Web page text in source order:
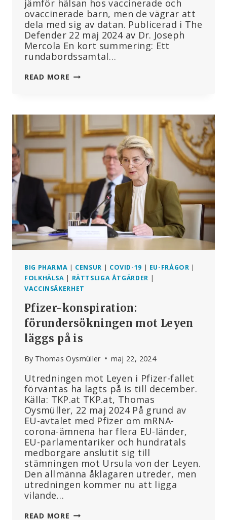
jämför hälsan hos vaccinerade och
ovaccinerade barn, men de vägrar att
dela med sig av datan. Publicerad i The
Defender 22 maj 2024 av Dr. Joseph
Mercola En kort summering: Ett
rundabordssamtal…
READ MORE OVACCINERADE
VACCINERADE
VARFÖR
UTREDER
FOLKHÄLSOMYNDIGHETER?
BIG PHARMA | CENSUR | COVID-19 | EU-FRÅGOR |
FOLKHÄLSA | RÄTTSLIGA ÅTGÄRDER |
VACCINSÄKERHET
Pfizer-konspiration:
förundersökningen mot Leyen
läggs på is
By Thomas Oysmüller maj 22, 2024
Utredningen mot Leyen i Pfizer-fallet
förväntas ha lagts på is till december.
Källa: TKP.at TKP.at, Thomas
Oysmüller, 22 maj 2024 På grund av
EU-avtalet med Pfizer om mRNA-
corona-ämnena har flera EU-länder,
EU-parlamentariker och hundratals
medborgare anslutit sig till
stämningen mot Ursula von der Leyen.
Den allmänna åklagaren utreder, men
utredningen kommer nu att ligga
vilande…
READ MORE PFIZER-